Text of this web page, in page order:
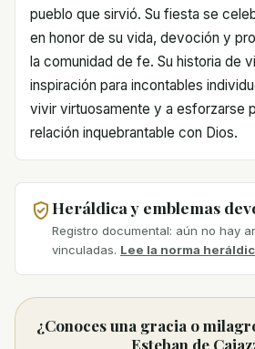
pueblo que sirvió. Su fiesta se
en honor de su vida, devoción y
la comunidad de fe. Su historia de
inspiración para incontables
vivir virtuosamente y a esforzarse
relación inquebrantable con Dios.
Heráldica y emblemas
Registro documental: aún no hay
vinculadas. Lee la norma
¿Conoces una gracia o
Esteban de